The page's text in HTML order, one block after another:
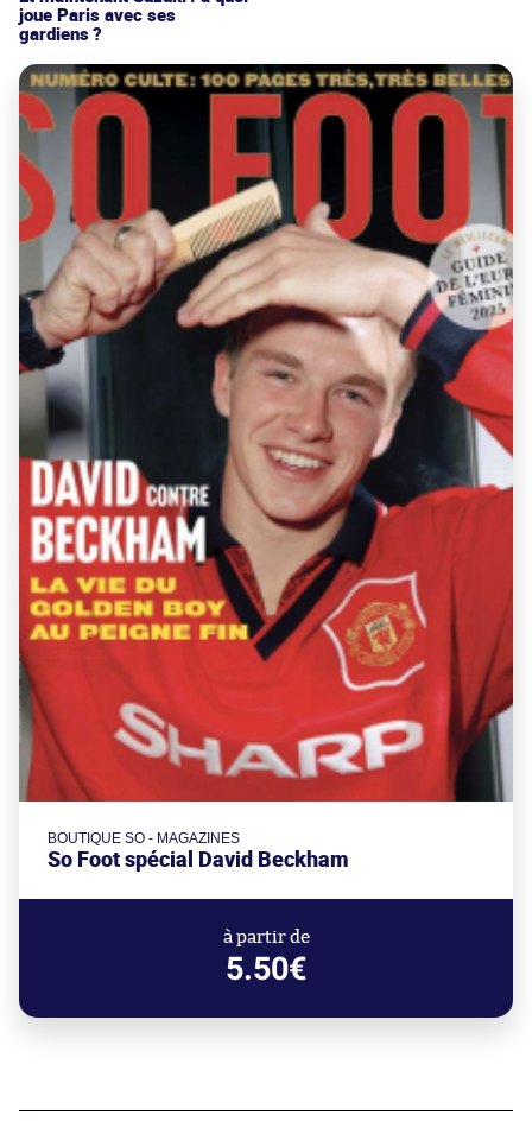
joue Paris avec ses
gardiens ?
BOUTIQUE SO - MAGAZINES
So Foot spécial David Beckham
à partir de
5.50€